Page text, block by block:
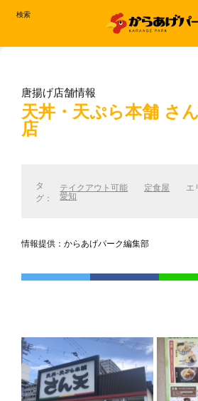
検索
唐揚げ店舗情報
天丼・天ぷら本舗 さ
店
タ
グ：
テイクアウト可能 定食屋
愛知
情報提供：からあげパーク編集部